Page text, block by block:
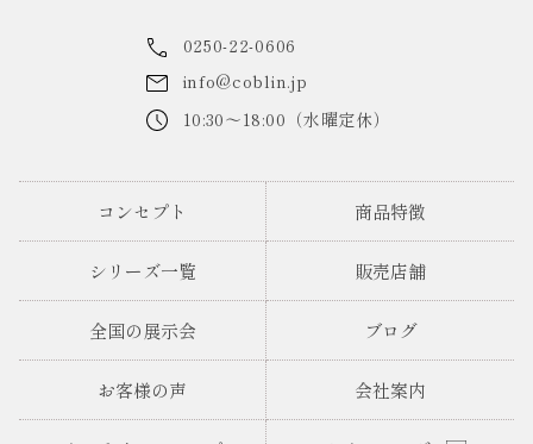
0250-22-0606
info@coblin.jp
10:30～18:00（水曜定休）
コンセプト 商品特徴
シリーズ一覧 販売店舗
全国の展示会 ブログ
お客様の声 会社案内